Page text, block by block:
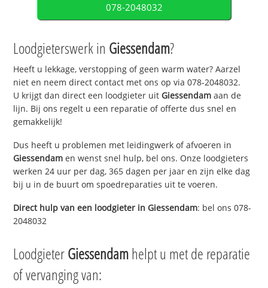
078-2048032
Loodgieterswerk in Giessendam?
Heeft u lekkage, verstopping of geen warm water? Aarzel
niet en neem direct contact met ons op via 078-2048032.
U krijgt dan direct een loodgieter uit Giessendam aan de
lijn. Bij ons regelt u een reparatie of offerte dus snel en
gemakkelijk!
Dus heeft u problemen met leidingwerk of afvoeren in
Giessendam en wenst snel hulp, bel ons. Onze loodgieters
werken 24 uur per dag, 365 dagen per jaar en zijn elke dag
bij u in de buurt om spoedreparaties uit te voeren.
Direct hulp van een loodgieter in Giessendam: bel ons 078-
2048032
LoodgieterGiessendamhelpt u met de reparatie
of vervanging van: